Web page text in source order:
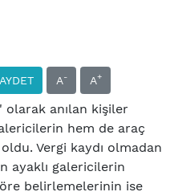
A- A+
anılan kişiler
hem de araç
Vergi kaydı olmadan
ayaklı galericilerin
belirlemelerinin ise